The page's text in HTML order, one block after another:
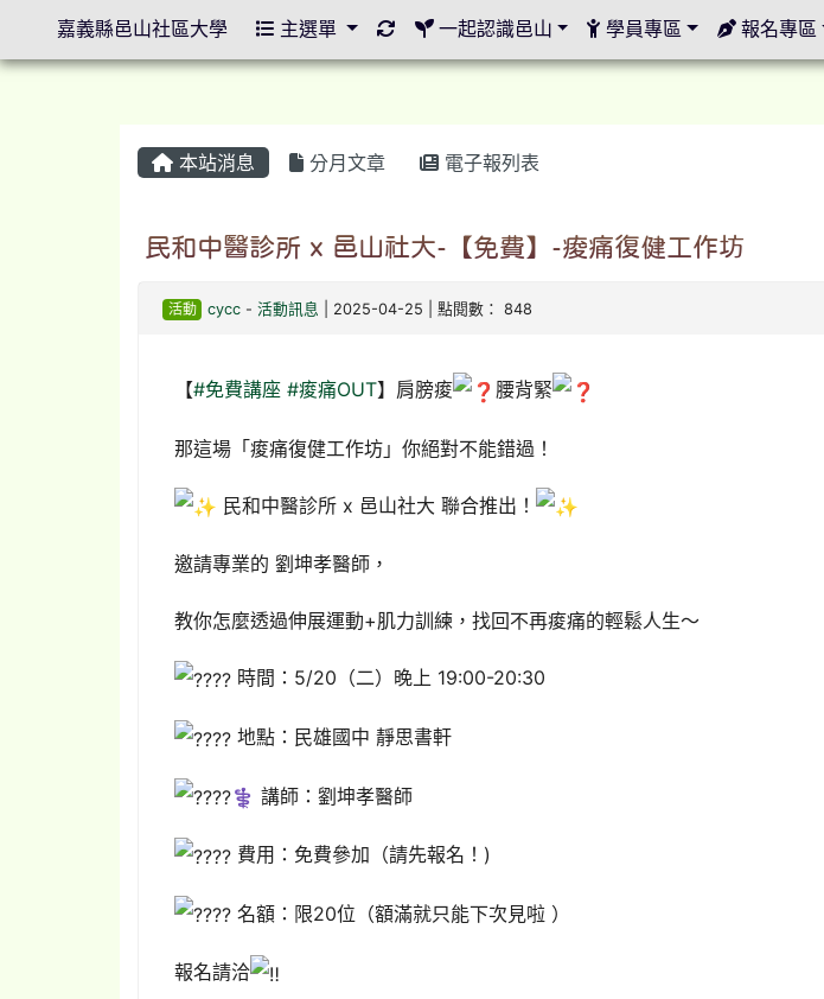
本站消息 分月文章 電子報列表
民和中醫診所 x 邑山社大-【免費】-痠痛復健工作坊
活動 cycc -活動訊息 | 2025-04-25 | 點閱數： 848
【#免費講座 #痠痛OUT】肩膀痠 腰背緊
那這場「痠痛復健工作坊」你絕對不能錯過！
民和中醫診所 x 邑山社大 聯合推出！
邀請專業的 劉坤孝醫師，
教你怎麼透過伸展運動+肌力訓練，找回不再痠痛的輕鬆人生～
時間：5/20（二）晚上 19:00-20:30
地點：民雄國中 靜思書軒
講師：劉坤孝醫師
費用：免費參加（請先報名！)
名額：限20位（額滿就只能下次見啦 ）
報名請洽
嘉義縣邑山社區大學 主選單 重新取得佈景設定
一起認識邑山 學員專區 報名專區